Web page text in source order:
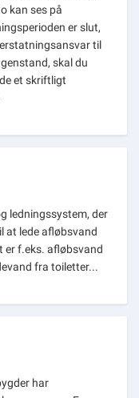
kan ses på
er slut,
til
skal du
et skriftligt
ledningssystem, der
at lede afløbsvand
er f.eks. afløbsvand
fra toiletter...
har